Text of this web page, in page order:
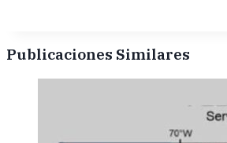
Publicaciones Similares